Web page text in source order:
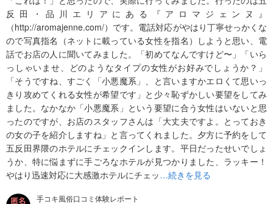
反田・品川エリアにある『アロマジェンヌ』
（http://aromajenne.com/）です。電話対応がやはり丁寧せっかくな
ので写真指名（ネットに載っている女性を指名）しようと思い、電
話でお店の人に聞いてみました。「初めてなんですけど〜」「いら
っしゃいませ、どのようなタイプの女性がお好みでしょうか？」
「そうですね、すごく「小悪魔系」、と言いますかエロくて思いっ
きり攻めてくれる女性が希望です」と少々恥ずかしい要望をしてみ
ました。なかなか「小悪魔系」という要望に合う女性はいないと思
ったのですが、お店のスタッフさんは「大丈夫ですよ。とっておき
の女の子を紹介しますね」と言ってくれました。夕方に予約をして
五反田界隈のホテルにチェックインします。平日だったせいでしょ
うか、特に悩まずに手ごろなホテルが見つかりました、ラッキー！
やはり迅速対応に大感激ホテルにチェッ…続きを見る
手コキ風俗口コミ体験レポート